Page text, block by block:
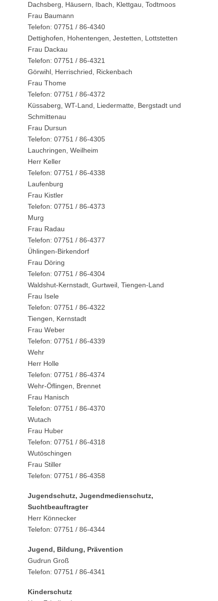
Dachsberg, Häusern, Ibach, Klettgau, Todtmoos
Frau Baumann
Telefon: 07751 / 86-4340
Dettighofen, Hohentengen, Jestetten, Lottstetten
Frau Dackau
Telefon: 07751 / 86-4321
Görwihl, Herrischried, Rickenbach
Frau Thome
Telefon: 07751 / 86-4372
Küssaberg, WT-Land, Liedermatte, Bergstadt und
Schmittenau
Frau Dursun
Telefon: 07751 / 86-4305
Lauchringen, Weilheim
Herr Keller
Telefon: 07751 / 86-4338
Laufenburg
Frau Kistler
Telefon: 07751 / 86-4373
Murg
Frau Radau
Telefon: 07751 / 86-4377
Ühlingen-Birkendorf
Frau Döring
Telefon: 07751 / 86-4304
Waldshut-Kernstadt, Gurtweil, Tiengen-Land
Frau Isele
Telefon: 07751 / 86-4322
Tiengen, Kernstadt
Frau Weber
Telefon: 07751 / 86-4339
Wehr
Herr Holle
Telefon: 07751 / 86-4374
Wehr-Öflingen, Brennet
Frau Hanisch
Telefon: 07751 / 86-4370
Wutach
Frau Huber
Telefon: 07751 / 86-4318
Wutöschingen
Frau Stiller
Telefon: 07751 / 86-4358
Jugendschutz, Jugendmedienschutz,
Suchtbeauftragter
Herr Könnecker
Telefon: 07751 / 86-4344
Jugend, Bildung, Prävention
Gudrun Groß
Telefon: 07751 / 86-4341
Kinderschutz